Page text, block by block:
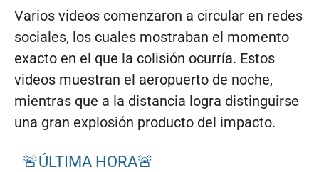
Varios videos comenzaron a circular en redes
sociales, los cuales mostraban el momento
exacto en el que la colisión ocurría. Estos
videos muestran el aeropuerto de noche,
mientras que a la distancia logra distinguirse
una gran explosión producto del impacto.
🚨ÚLTIMA HORA🚨